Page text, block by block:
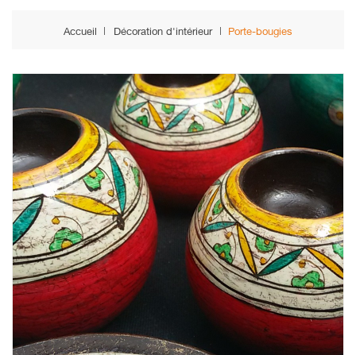
Accueil Décoration d'intérieur Porte-bougies